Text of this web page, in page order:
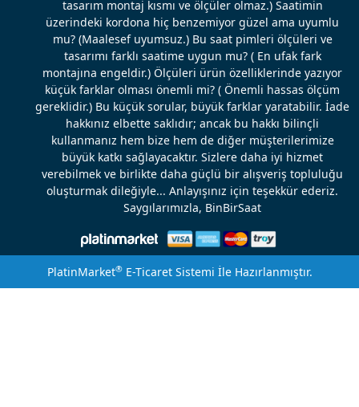
tasarım montaj kısmı ve ölçüler olmaz.) Saatimin
üzerindeki kordona hiç benzemiyor güzel ama uyumlu
mu? (Maalesef uyumsuz.) Bu saat pimleri ölçüleri ve
tasarımı farklı saatime uygun mu? ( En ufak fark
montajına engeldir.) Ölçüleri ürün özelliklerinde yazıyor
küçük farklar olması önemli mi? ( Önemli hassas ölçüm
gereklidir.) Bu küçük sorular, büyük farklar yaratabilir. İade
hakkınız elbette saklıdır; ancak bu hakkı bilinçli
kullanmanız hem bize hem de diğer müşterilerimize
büyük katkı sağlayacaktır. Sizlere daha iyi hizmet
verebilmek ve birlikte daha güçlü bir alışveriş topluluğu
oluşturmak dileğiyle... Anlayışınız için teşekkür ederiz.
Saygılarımızla, BinBirSaat
PlatinMarket®E-Ticaret Sistemi İle Hazırlanmıştır.